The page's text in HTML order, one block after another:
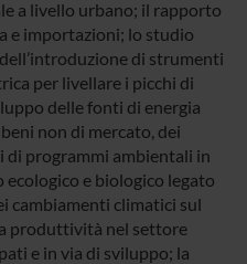
a livello urbano; il rapporto
e importazioni; lo studio
di strumenti
per livellare i picchi di
delle fonti di energia
non di mercato, dei
di programmi ambientali in
e biologico legato
cambiamenti climatici sul
produttività nel settore
e in via di sviluppo; la